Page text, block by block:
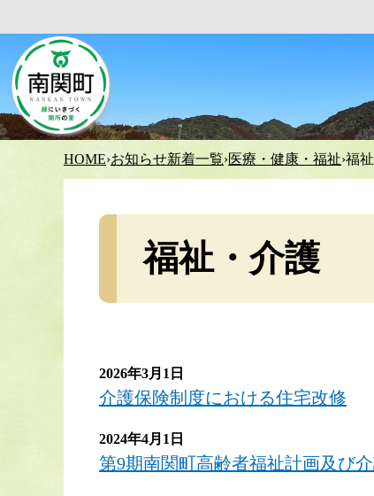
HOME›お知らせ新着一覧›医療・健康・福祉›福
福祉・介護
2026年3月1日
介護保険制度における住宅改修
2024年4月1日
第9期南関町高齢者福祉計画及び